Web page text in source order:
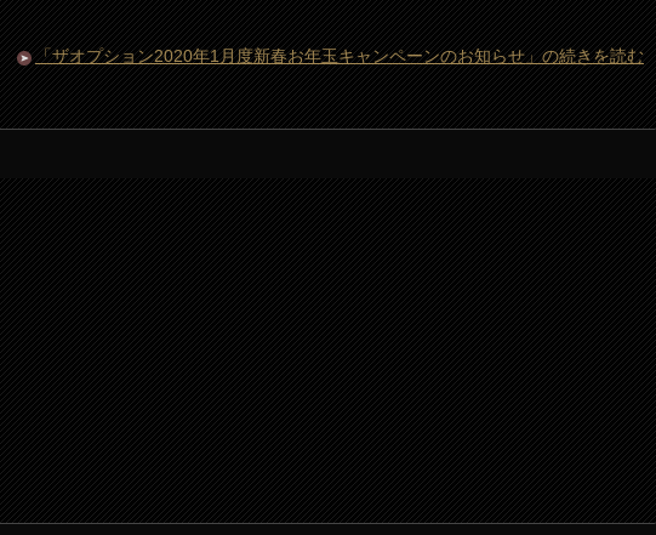
「ザオプション2020年1月度新春お年玉キャンペーンのお知らせ」の続きを読む